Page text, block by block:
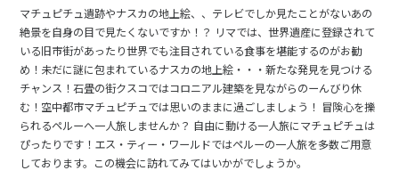
マチュピチュ遺跡やナスカの地上絵、、テレビでしか見たことがないあの
絶景を自身の目で見たくないですか！？ リマでは、世界遺産に登録されて
いる旧市街があったり世界でも注目されている食事を堪能するのがお勧
め！未だに謎に包まれているナスカの地上絵・・・新たな発見を見つける
チャンス！石畳の街クスコではコロニアル建築を見ながらのーんびり休
む！空中都市マチュピチュでは思いのままに過ごしましょう！ 冒険心を擽
られるペルーへ一人旅しませんか？ 自由に動ける一人旅にマチュピチュは
ぴったりです！エス・ティー・ワールドではペルーの一人旅を多数ご用意
しております。この機会に訪れてみてはいかがでしょうか。